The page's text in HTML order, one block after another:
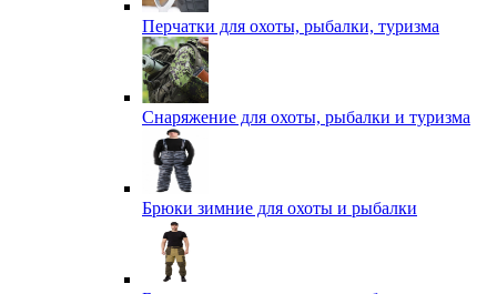
Перчатки для охоты, рыбалки, туризма
Снаряжение для охоты, рыбалки и туризма
Брюки зимние для охоты и рыбалки